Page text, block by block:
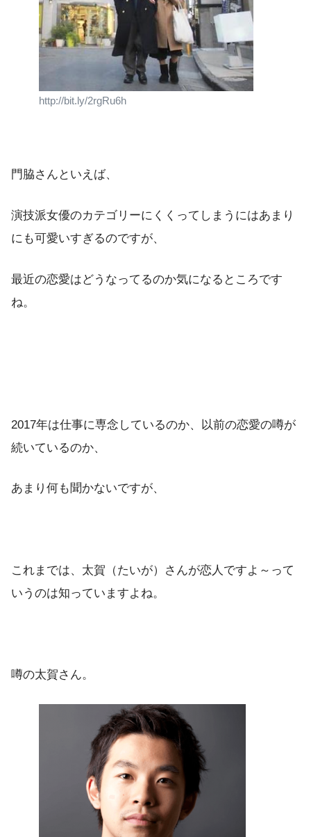
http://bit.ly/2rgRu6h
門脇さんといえば、
演技派女優のカテゴリーにくくってしまうにはあまり
にも可愛いすぎるのですが、
最近の恋愛はどうなってるのか気になるところです
ね。
2017年は仕事に専念しているのか、以前の恋愛の噂が
続いているのか、
あまり何も聞かないですが、
これまでは、太賀（たいが）さんが恋人ですよ～って
いうのは知っていますよね。
噂の太賀さん。